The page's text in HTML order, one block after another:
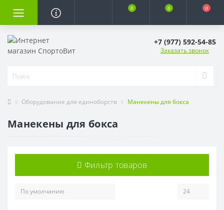
0 0 0
+7 (977) 592-54-85
Заказать звонок
Оборудование для единоборств Манекены для бокса
Манекены для бокса
Фильтр товаров